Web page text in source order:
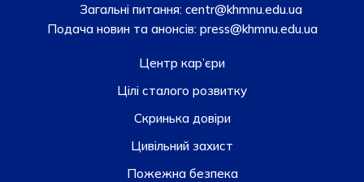
Загальні питання: centr@khmnu.edu.ua
Подача новин та анонсів:press@khmnu.edu.ua
Центр кар’єри
Цілі сталого розвитку
Скринька довiри
Цивільний захист
Пожежна безпека